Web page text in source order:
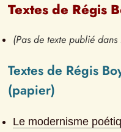
Textes de Régis
(Pas de texte publié dans
Textes de Régis
(papier)
Le modernisme